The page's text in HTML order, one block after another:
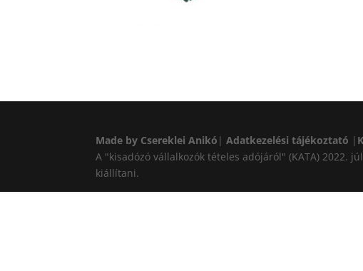
Made by Csereklei Anikó |Adatkezelési tájékoztató |
A "kisadózó vállalkozók tételes adójáról" (KATA) 2022.
kiállítani.